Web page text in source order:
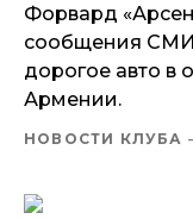
Форвард
сообщения СМИ
дорогое авто в
Армении.
НОВОСТИ КЛУБА